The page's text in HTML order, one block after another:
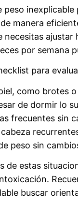
peso
manera
necesitas
por semana
para
como brotes
de dormir lo
frecuentes sin
peso sin
de estas
buscar